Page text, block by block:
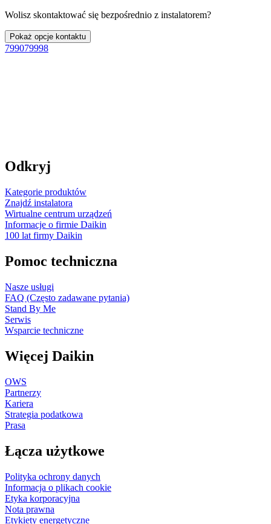
Wolisz skontaktować się bezpośrednio z instalatorem?
Pokaż opcje kontaktu
799079998
Odkryj
Kategorie produktów
Znajdź instalatora
Wirtualne centrum urządzeń
Informacje o firmie Daikin
100 lat firmy Daikin
Pomoc techniczna
Nasze usługi
FAQ (Często zadawane pytania)
Stand By Me
Serwis
Wsparcie techniczne
Więcej Daikin
OWS
Partnerzy
Kariera
Strategia podatkowa
Prasa
Łącza użytkowe
Polityka ochrony danych
Informacja o plikach cookie
Etyka korporacyjna
Nota prawna
Etykiety energetyczne